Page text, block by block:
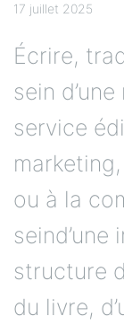
17 juillet 2025
Écrire,
sein
service
ou à la
seind’une
structure
du livre,